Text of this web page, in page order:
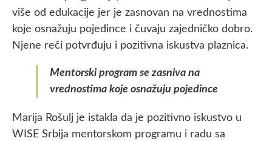
više od edukacije jer je zasnovan na vrednostima
koje osnažuju pojedince i čuvaju zajedničko dobro.
Njene reči potvrđuju i pozitivna iskustva plaznica.
Mentorski program se zasniva na
vrednostima koje osnažuju pojedince
Marija Rošulj je istakla da je pozitivno iskustvo u
WISE Srbija mentorskom programu i radu sa